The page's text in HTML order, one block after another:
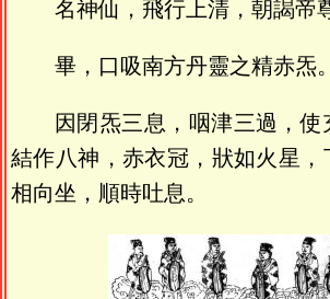
名神仙，飛行上清，朝謁帝
畢，口吸南方丹靈之精赤炁。
因閉炁三息，咽津三過，使
結作八神，赤衣冠，狀如火星，
相向坐，順時吐息。